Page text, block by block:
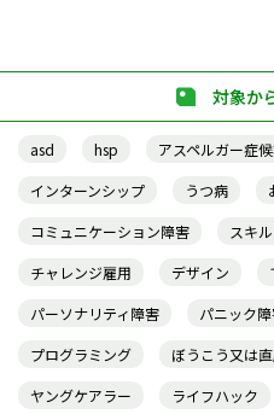
対象か
asd hsp アスペルガー症
インターンシップ
うつ病
コミュニケーション障害
スキ
チャレンジ雇用
デザイン
パーソナリティ障害
パニック
プログラミング
ぼうこう又は
ヤングケアラー
ライフハック